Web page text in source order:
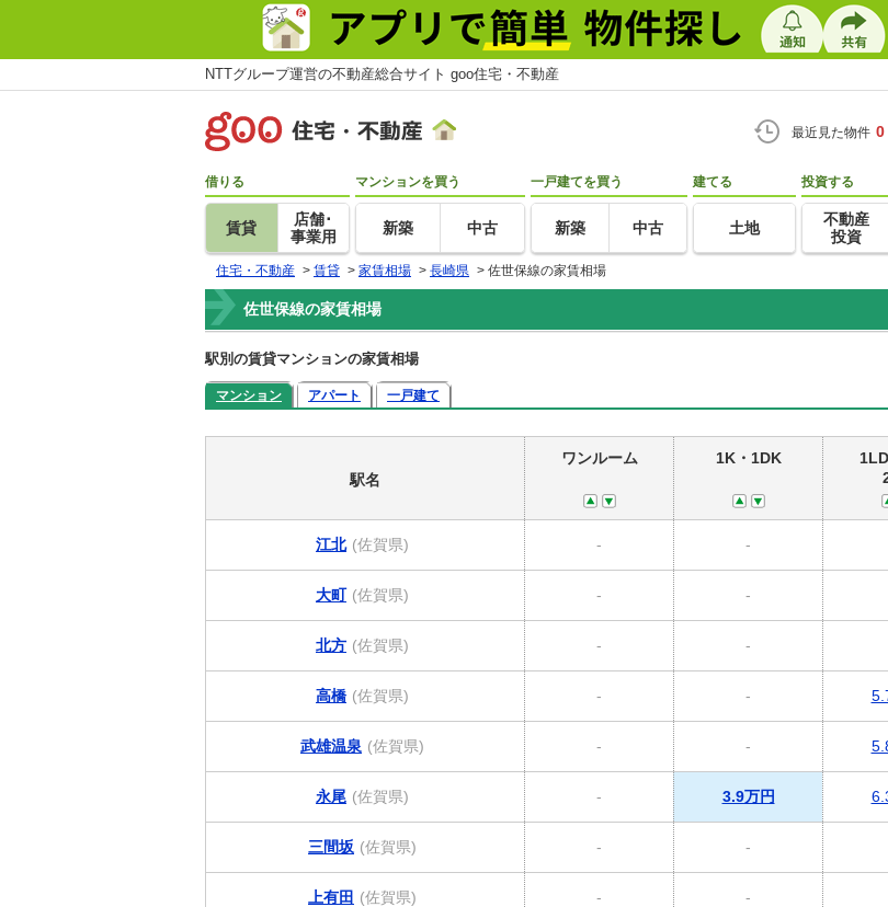
NTTグループ運営の不動産総合サイト goo住宅・不動産
最近見た物件 0
借りる
賃貸
店舗･
事業用
マンションを買う
新築 中古
一戸建てを買う
新築 中古
建てる
土地
投資する
不動産
投資
住宅・不動産 > 賃貸 > 家賃相場 > 長崎県 > 佐世保線の家賃相場
佐世保線の家賃相場
駅別の賃貸マンションの家賃相場
マンション アパート 一戸建て
駅名
ワンルーム 1K・1DK
江北 (佐賀県) - -
大町 (佐賀県) - -
北方 (佐賀県) - -
高橋 (佐賀県) - -
武雄温泉 (佐賀県) - -
永尾 (佐賀県) - 3.9万円
三間坂 (佐賀県) - -
上有田 (佐賀県) - -